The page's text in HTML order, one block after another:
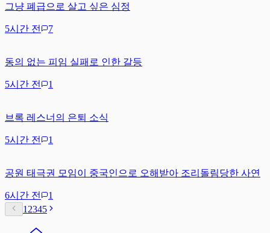
그냥 폐급으로 살고 싶은 심정
5시간 전 7
동의 없는 피임 실패로 인한 갈등
5시간 전 1
브록 레스너의 은퇴 소식
5시간 전 1
공원 태극권 모임이 중국인으로 오해받아 조리돌림당한 사연
6시간 전
1
1 2345